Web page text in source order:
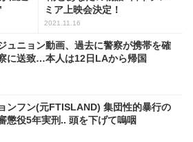
ミア上映会決定！
2021.11.16
ュニョン動画、過去に警察が携帯を確
に送致…本人は12日LAから帰国
ンフン(元FTISLAND) 集団性的暴行の
懲役5年実刑.. 頭を下げて嗚咽